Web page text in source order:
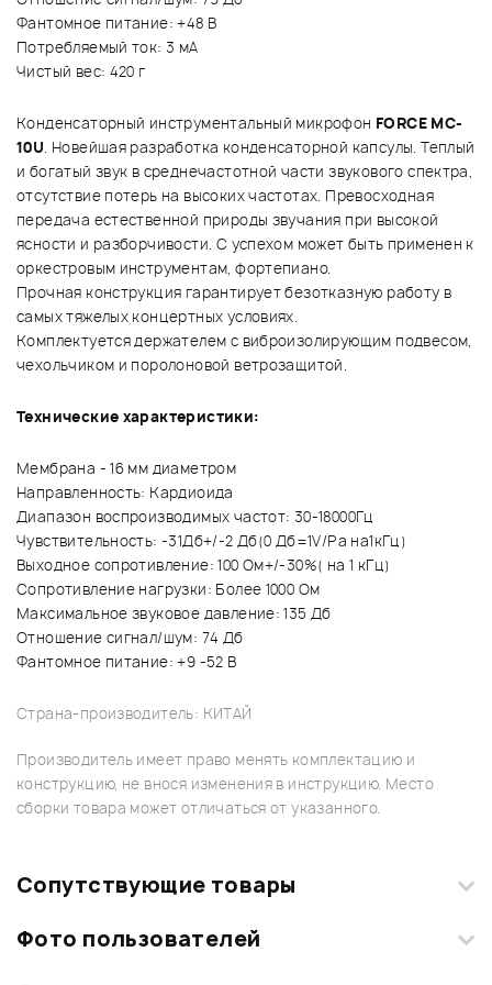
Фантомное питание: +48 В
Потребляемый ток: 3 мА
Чистый вес: 420 г
Конденсаторный инструментальный микрофон FORCE MC-
10U. Новейшая разработка конденсаторной капсулы. Теплый
и богатый звук в среднечастотной части звукового спектра,
отсутствие потерь на высоких частотах. Превосходная
передача естественной природы звучания при высокой
ясности и разборчивости. С успехом может быть применен к
оркестровым инструментам, фортепиано.
Прочная конструкция гарантирует безотказную работу в
самых тяжелых концертных условиях.
Комплектуется держателем с виброизолирующим подвесом,
чехольчиком и поролоновой ветрозащитой.
Технические характеристики:
Мембрана - 16 мм диаметром
Направленность: Кардиоида
Диапазон воспроизводимых частот: 30-18000Гц
Чувствительность: -31Дб+/-2 Дб(0 Дб=1V/Pa на1кГц)
Выходное сопротивление: 100 Ом+/-30%( на 1 кГц)
Сопротивление нагрузки: Более 1000 Ом
Максимальное звуковое давление: 135 Дб
Отношение сигнал/шум: 74 Дб
Фантомное питание: +9 -52 В
Страна-производитель: КИТАЙ
Производитель имеет право менять комплектацию и
конструкцию, не внося изменения в инструкцию. Место
сборки товара может отличаться от указанного.
Сопутствующие товары
Фото пользователей